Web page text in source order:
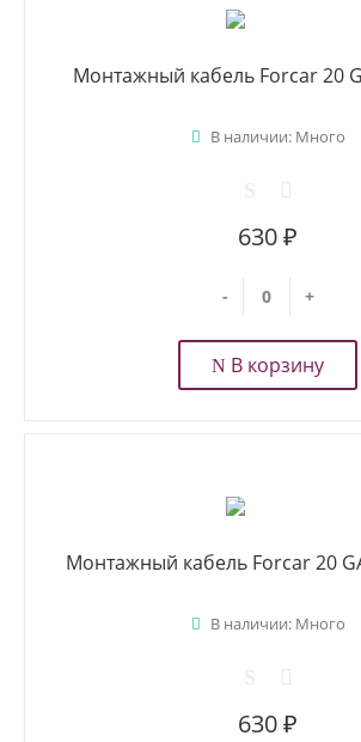
Монтажный кабель Forcar 20
В наличии: Много
630 ₽
- +
В корзину
Монтажный кабель Forcar 20
В наличии: Много
630 ₽